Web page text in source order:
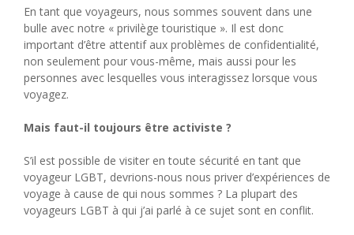
En tant que voyageurs, nous sommes souvent dans une
bulle avec notre « privilège touristique ». Il est donc
important d’être attentif aux problèmes de confidentialité,
non seulement pour vous-même, mais aussi pour les
personnes avec lesquelles vous interagissez lorsque vous
voyagez.
Mais faut-il toujours être activiste ?
S’il est possible de visiter en toute sécurité en tant que
voyageur LGBT, devrions-nous nous priver d’expériences de
voyage à cause de qui nous sommes ? La plupart des
voyageurs LGBT à qui j’ai parlé à ce sujet sont en conflit.